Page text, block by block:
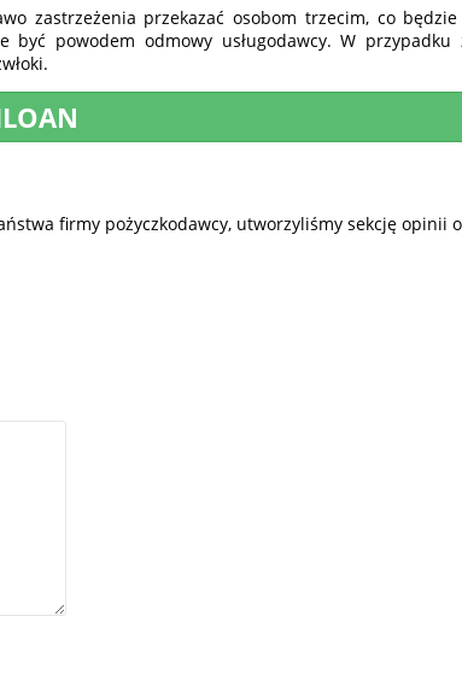
zastrzeżenia przekazać osobom trzecim, co będzie
powodem odmowy usługodawcy. W przypadku
firmy pożyczkodawcy, utworzyliśmy sekcję opinii o